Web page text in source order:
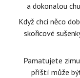
a dokonalou
Když chci něco
skořicové
Pamatujete
příští může